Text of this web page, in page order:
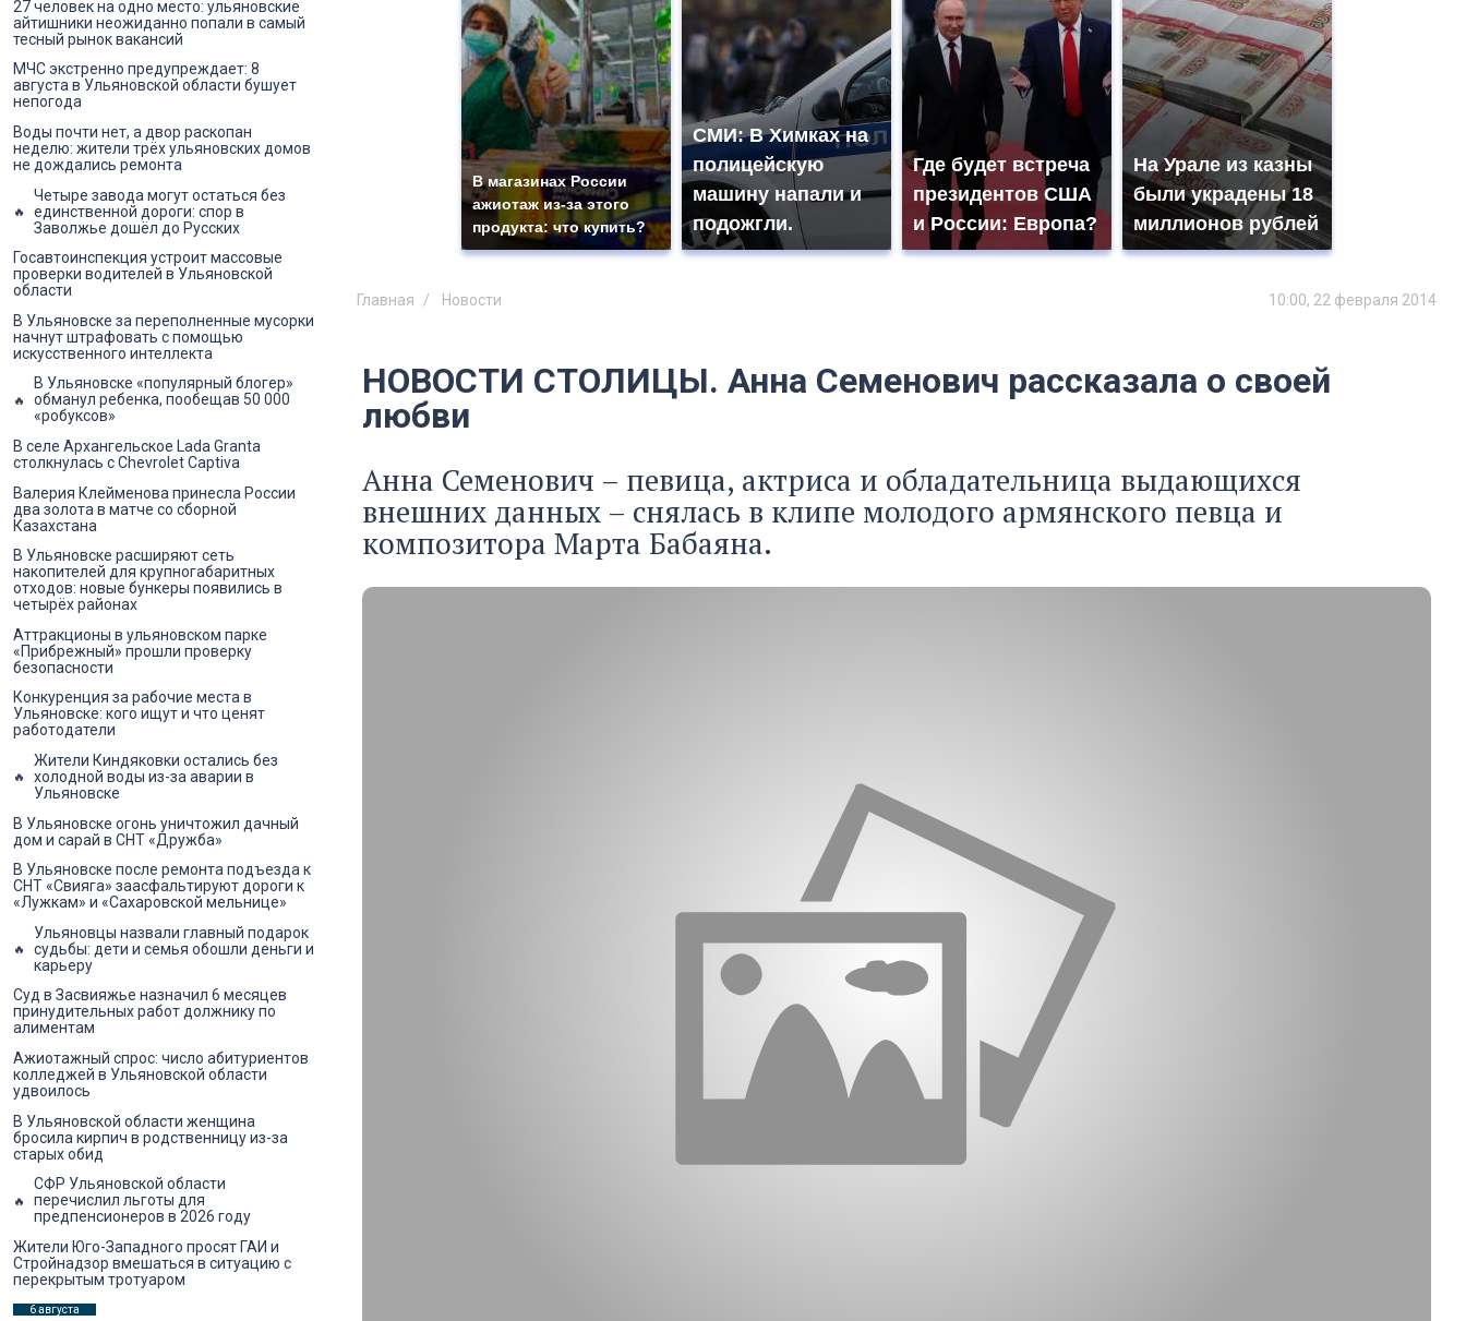
В магазинах России
ажиотаж из-за этого
продукта: что купить?
СМИ: В Химках на
полицейскую
машину напали и
подожгли.
Где будет встреча
президентов США
и России: Европа?
На Урале из казны
были украдены 18
миллионов рублей
Главная Новости 10:00, 22 февраля 2014
НОВОСТИ СТОЛИЦЫ. Анна Семенович рассказала о своей
любви
Анна Семенович – певица, актриса и обладательница выдающихся
внешних данных – снялась в клипе молодого армянского певца и
композитора Марта Бабаяна.
27 человек на одно место: ульяновские
айтишники неожиданно попали в самый
тесный рынок вакансий
МЧС экстренно предупреждает: 8
августа в Ульяновской области бушует
непогода
Воды почти нет, а двор раскопан
неделю: жители трёх ульяновских домов
не дождались ремонта
Четыре завода могут остаться без
единственной дороги: спор в
Заволжье дошёл до Русских
Госавтоинспекция устроит массовые
проверки водителей в Ульяновской
области
В Ульяновске за переполненные мусорки
начнут штрафовать с помощью
искусственного интеллекта
В Ульяновске «популярный блогер»
обманул ребенка, пообещав 50 000
«робуксов»
В селе Архангельское Lada Granta
столкнулась с Chevrolet Captiva
Валерия Клейменова принесла России
два золота в матче со сборной
Казахстана
В Ульяновске расширяют сеть
накопителей для крупногабаритных
отходов: новые бункеры появились в
четырёх районах
Аттракционы в ульяновском парке
«Прибрежный» прошли проверку
безопасности
Конкуренция за рабочие места в
Ульяновске: кого ищут и что ценят
работодатели
Жители Киндяковки остались без
холодной воды из-за аварии в
Ульяновске
В Ульяновске огонь уничтожил дачный
дом и сарай в СНТ «Дружба»
В Ульяновске после ремонта подъезда к
СНТ «Свияга» заасфальтируют дороги к
«Лужкам» и «Сахаровской мельнице»
Ульяновцы назвали главный подарок
судьбы: дети и семья обошли деньги и
карьеру
Суд в Засвияжье назначил 6 месяцев
принудительных работ должнику по
алиментам
Ажиотажный спрос: число абитуриентов
колледжей в Ульяновской области
удвоилось
В Ульяновской области женщина
бросила кирпич в родственницу из-за
старых обид
СФР Ульяновской области
перечислил льготы для
предпенсионеров в 2026 году
Жители Юго-Западного просят ГАИ и
Стройнадзор вмешаться в ситуацию с
перекрытым тротуаром
6 августа